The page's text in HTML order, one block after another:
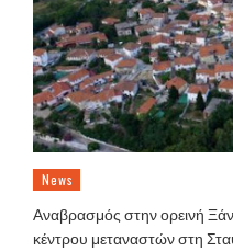
News
Αναβρασμός στην ορεινή
κέντρου μεταναστών στη